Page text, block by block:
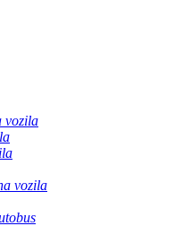
vozila
vozila